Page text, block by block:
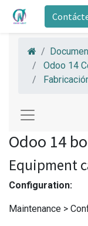
Odoo 14
Odoo 14
Equipment
Configuration:
Maintenance >